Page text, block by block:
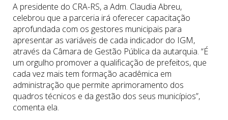
A presidente do CRA-RS, a Adm. Claudia Abreu,
celebrou que a parceria irá oferecer capacitação
aprofundada com os gestores municipais para
apresentar as variáveis de cada indicador do IGM,
através da Câmara de Gestão Pública da autarquia. “É
um orgulho promover a qualificação de prefeitos, que
cada vez mais tem formação acadêmica em
administração que permite aprimoramento dos
quadros técnicos e da gestão dos seus municípios”,
comenta ela.